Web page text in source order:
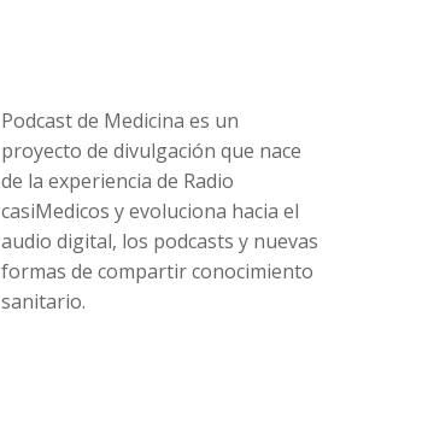
Podcast de Medicina es un
proyecto de divulgación que nace
de la experiencia de Radio
casiMedicos y evoluciona hacia el
audio digital, los podcasts y nuevas
formas de compartir conocimiento
sanitario.